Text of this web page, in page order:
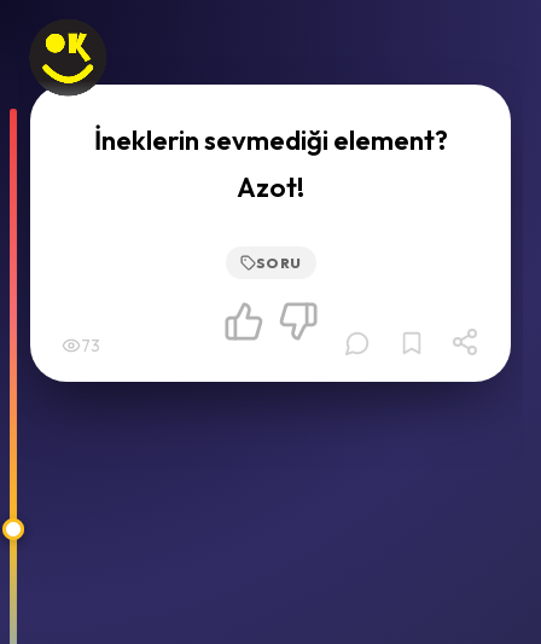
İneklerin sevmediği element?
Azot!
SORU
73